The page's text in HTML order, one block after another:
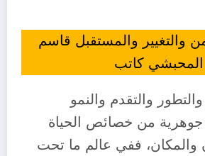
والتغيير والمستقبل قاسم
المحبشي كاتب
والتطور والتقدم والنمو
جوهرية من خصائص الحياة
والمكان، ففي عالم ما تحت